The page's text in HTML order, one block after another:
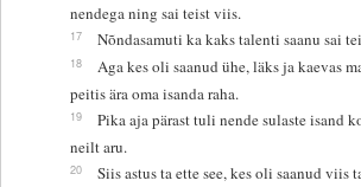
nendega ning sai teist viis.
17 Nõndasamuti ka kaks talenti saanu sai
18
Aga kes oli saanud ühe, läks ja kaevas
peitis ära oma isanda raha.
19
Pika aja pärast tuli nende sulaste isand
neilt aru.
20
Siis astus ta ette see, kes oli saanud viis